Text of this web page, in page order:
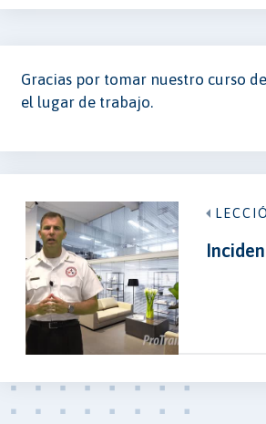
Gracias por tomar nuestro curso
el lugar de trabajo.